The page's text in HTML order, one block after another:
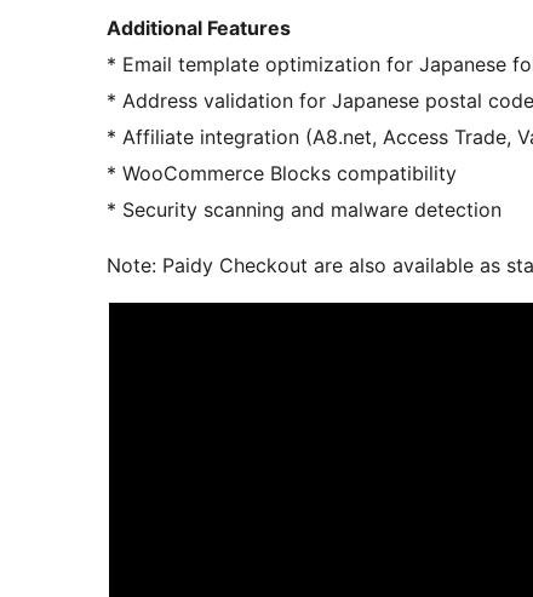
Additional Features
* Email template optimization for Japanese
* Address validation for Japanese postal
* Affiliate integration (A8.net, Access Trade,
* WooCommerce Blocks compatibility
* Security scanning and malware detection
Note: Paidy Checkout are also available as